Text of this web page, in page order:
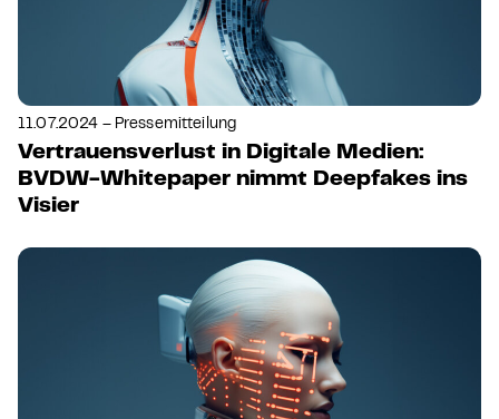
11.07.2024 – Pressemitteilung
Vertrauensverlust in Digitale Medien:
BVDW-Whitepaper nimmt Deepfakes ins
Visier